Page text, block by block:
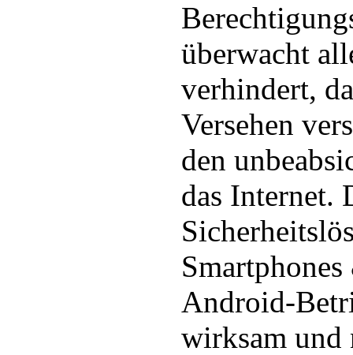
überwacht
verhindert,
Versehen
den
das Internet.
Android-
wirksam und